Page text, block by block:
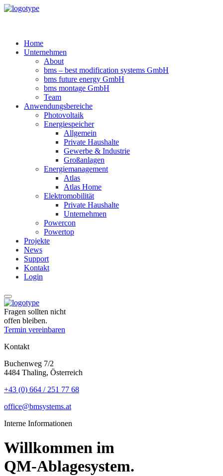
Home
Unternehmen
About
bms – best modification systems GmbH
bms future energy GmbH
bms montage GmbH
Team
Anwendungsbereiche
Photovoltaik
Energiespeicher
Allgemein
Private Haushalte
Gewerbe & Industrie
Großanlagen
Energiemanagement
Atlas
Atlas Home
Elektromobilität
Private Haushalte
Unternehmen
Powercon
Powertop
Projekte
News
Support
Kontakt
Login
Fragen sollten nicht
offen bleiben.
Termin vereinbaren
Kontakt
Buchenweg 7/2
4484 Thaling, Österreich
+43 (0) 664 / 251 77 68
office@bmsystems.at
Interne Informationen
Willkommen im
QM-Ablagesystem.